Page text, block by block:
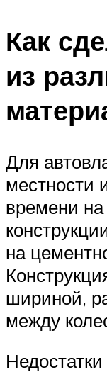
Как
из
Для
местности
времени
на
шириной,
между